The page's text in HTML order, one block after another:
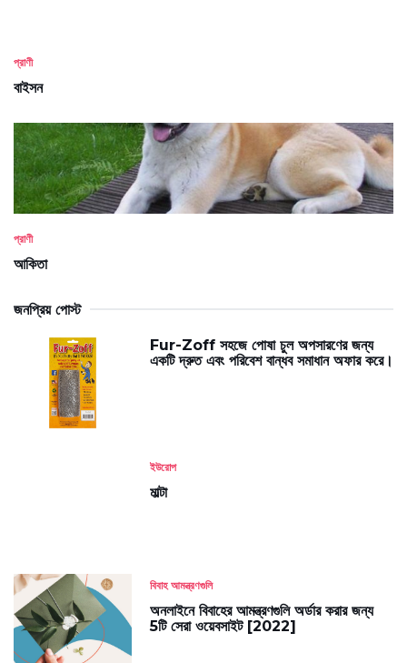
প্রাণী
বাইসন
প্রাণী
আকিতা
জনপ্রিয় পোস্ট
Fur-Zoff সহজে পোষা চুল অপসারণের জন্য
একটি দ্রুত এবং পরিবেশ বান্ধব সমাধান অফার করে।
ইউরোপ
মাল্টা
বিবাহ আমন্ত্রণগুলি
অনলাইনে বিবাহের আমন্ত্রণগুলি অর্ডার করার জন্য
5টি সেরা ওয়েবসাইট [2022]